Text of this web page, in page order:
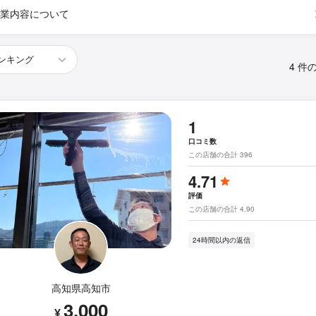
内容について
4 件
高知県高知市
3,000
1
口コミ数
この店舗の合計 396
4.71
評価
この店舗の合計 4.90
24時間以内の返信